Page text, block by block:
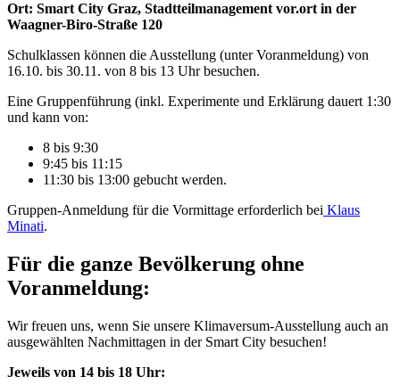
Ort: Smart City Graz, Stadtteilmanagement vor.ort in der
Waagner-Biro-Straße 120
Schulklassen können die Ausstellung (unter Voranmeldung) von
16.10. bis 30.11. von 8 bis 13 Uhr besuchen.
Eine Gruppenführung (inkl. Experimente und Erklärung dauert 1:30
und kann von:
8 bis 9:30
9:45 bis 11:15
11:30 bis 13:00 gebucht werden.
Gruppen-Anmeldung für die Vormittage erforderlich bei Klaus
Minati.
Für die ganze Bevölkerung ohne
Voranmeldung:
Wir freuen uns, wenn Sie unsere Klimaversum-Ausstellung auch an
ausgewählten Nachmittagen in der Smart City besuchen!
Jeweils von 14 bis 18 Uhr: